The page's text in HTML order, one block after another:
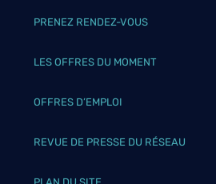
PRENEZ RENDEZ-VOUS
LES OFFRES DU MOMENT
OFFRES D’EMPLOI
REVUE DE PRESSE DU RÉSEAU